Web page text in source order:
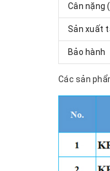
Cân nặng
Sản xuất
Bảo hành
Các sản